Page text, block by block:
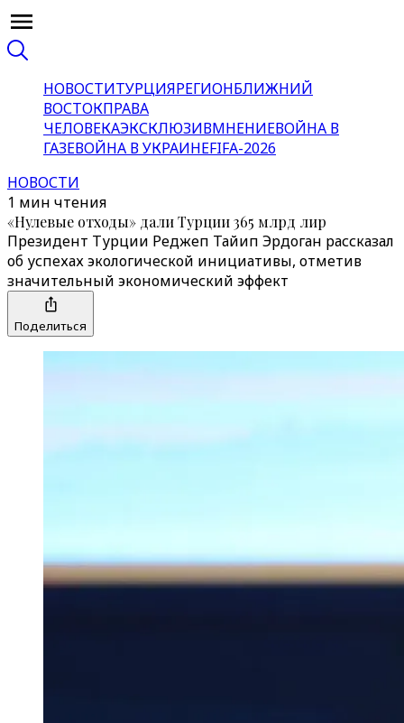
НОВОСТИТУРЦИЯРЕГИОНБЛИЖНИЙ
ВОСТОКПРАВА
ЧЕЛОВЕКАЭКСКЛЮЗИВМНЕНИЕВОЙНА В
ГАЗЕВОЙНА В УКРАИНЕFIFA-2026
НОВОСТИ
1 мин чтения
«Нулевые отходы» дали Турции 365 млрд лир
Президент Турции Реджеп Тайип Эрдоган рассказал
об успехах экологической инициативы, отметив
значительный экономический эффект
Поделиться